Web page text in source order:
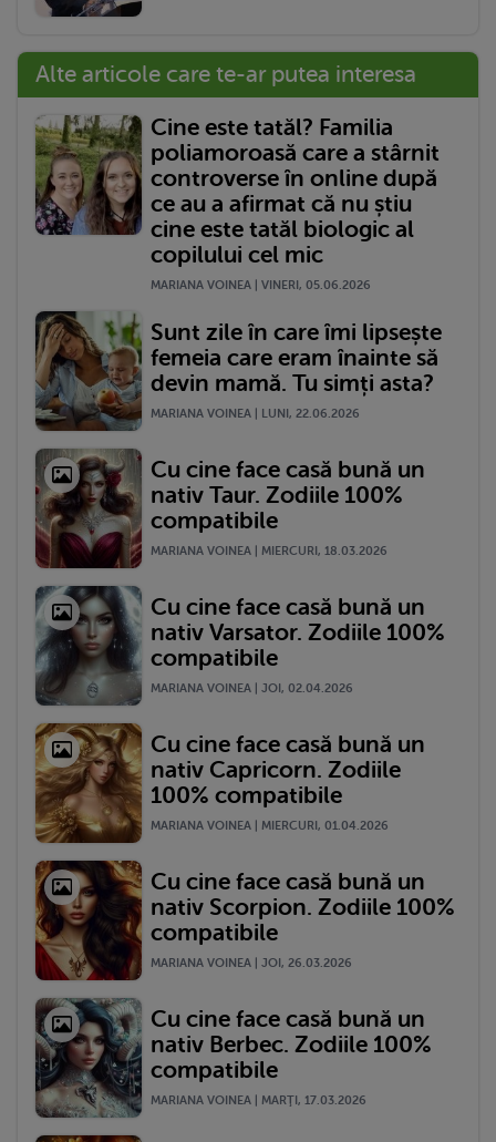
Alte articole care te-ar putea interesa
Cine este tatăl? Familia
poliamoroasă care a stârnit
controverse în online după
ce au a afirmat că nu știu
cine este tatăl biologic al
copilului cel mic
MARIANA VOINEA | VINERI, 05.06.2026
Sunt zile în care îmi lipsește
femeia care eram înainte să
devin mamă. Tu simți asta?
MARIANA VOINEA | LUNI, 22.06.2026
Cu cine face casă bună un
nativ Taur. Zodiile 100%
compatibile
MARIANA VOINEA | MIERCURI, 18.03.2026
Cu cine face casă bună un
nativ Varsator. Zodiile 100%
compatibile
MARIANA VOINEA | JOI, 02.04.2026
Cu cine face casă bună un
nativ Capricorn. Zodiile
100% compatibile
MARIANA VOINEA | MIERCURI, 01.04.2026
Cu cine face casă bună un
nativ Scorpion. Zodiile 100%
compatibile
MARIANA VOINEA | JOI, 26.03.2026
Cu cine face casă bună un
nativ Berbec. Zodiile 100%
compatibile
MARIANA VOINEA | MARŢI, 17.03.2026